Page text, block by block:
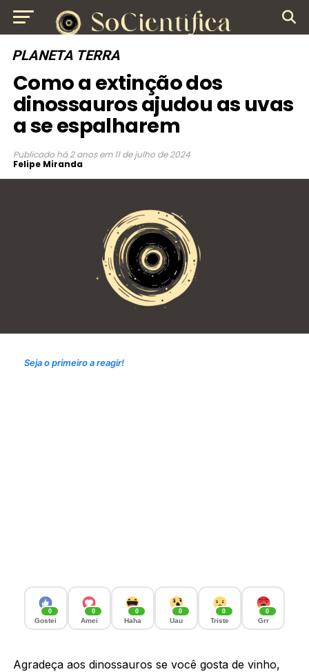
PLANETA TERRA
Como a extinção dos
dinossauros ajudou as uvas
a se espalharem
Publicado há 2 anos em 11 de julho de 2024
Felipe Miranda
Seja o primeiro a reagir!
0
Gostei
0
Amei
0
Haha
0
Uau
0
Triste
0
Grr
Agradeça aos dinossauros se você gosta de vinho,